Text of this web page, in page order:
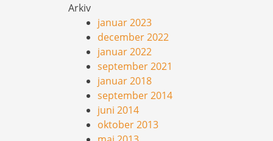
Arkiv
januar 2023
december 2022
januar 2022
september 2021
januar 2018
september 2014
juni 2014
oktober 2013